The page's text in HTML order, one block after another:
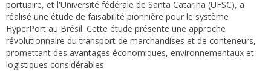
portuaire, et l'Université fédérale de Santa Catarina (UFSC), a
réalisé une étude de faisabilité pionnière pour le système
HyperPort au Brésil. Cette étude présente une approche
révolutionnaire du transport de marchandises et de conteneurs,
promettant des avantages économiques, environnementaux et
logistiques considérables.